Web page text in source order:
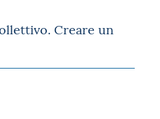
Creare un